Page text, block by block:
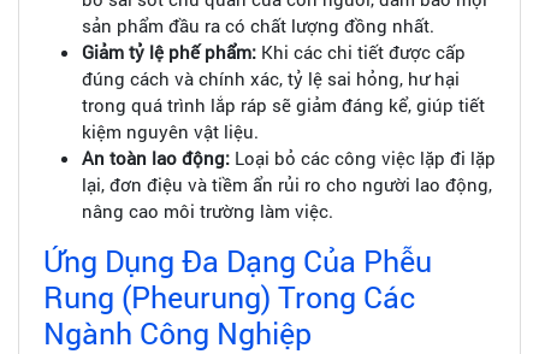
sản phẩm đầu ra có chất lượng đồng nhất.
Giảm tỷ lệ phế phẩm: Khi các chi tiết được cấp
đúng cách và chính xác, tỷ lệ sai hỏng, hư hại
trong quá trình lắp ráp sẽ giảm đáng kể, giúp tiết
kiệm nguyên vật liệu.
An toàn lao động: Loại bỏ các công việc lặp đi lặp
lại, đơn điệu và tiềm ẩn rủi ro cho người lao động,
nâng cao môi trường làm việc.
Ứng Dụng Đa Dạng Của Phễu
Rung (Pheurung) Trong Các
Ngành Công Nghiệp